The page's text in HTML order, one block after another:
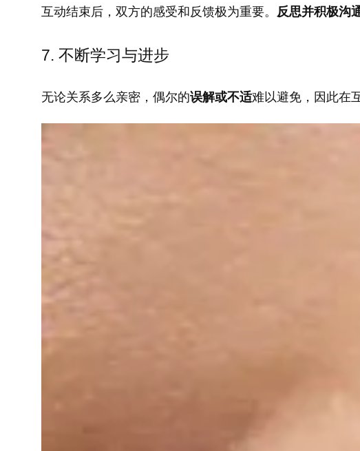
互动结束后，双方的感受和反馈极为重要。 反思并积极沟
7. 不断学习与进步
无论关系多么亲密，偶尔的误解或不适难以避免，因此在